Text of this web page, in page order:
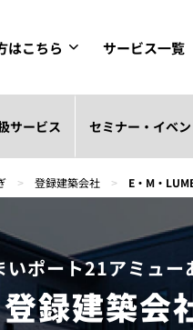
はこちら サービス一覧
サービス セミナー・イベン
> 登録建築会社 > E・M・
いポート21アミュー
登録建築会